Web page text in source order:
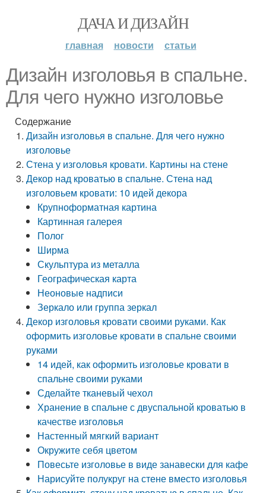
ДАЧА И ДИЗАЙН
главная новости статьи
Дизайн изголовья в спальне.
Для чего нужно изголовье
Содержание
Дизайн изголовья в спальне. Для чего нужно
изголовье
Стена у изголовья кровати. Картины на стене
Декор над кроватью в спальне. Стена над
изголовьем кровати: 10 идей декора
Крупноформатная картина
Картинная галерея
Полог
Ширма
Скульптура из металла
Географическая карта
Неоновые надписи
Зеркало или группа зеркал
Декор изголовья кровати своими руками. Как
оформить изголовье кровати в спальне своими
руками
14 идей, как оформить изголовье кровати в
спальне своими руками
Сделайте тканевый чехол
Хранение в спальне с двуспальной кроватью в
качестве изголовья
Настенный мягкий вариант
Окружите себя цветом
Повесьте изголовье в виде занавески для кафе
Нарисуйте полукруг на стене вместо изголовья